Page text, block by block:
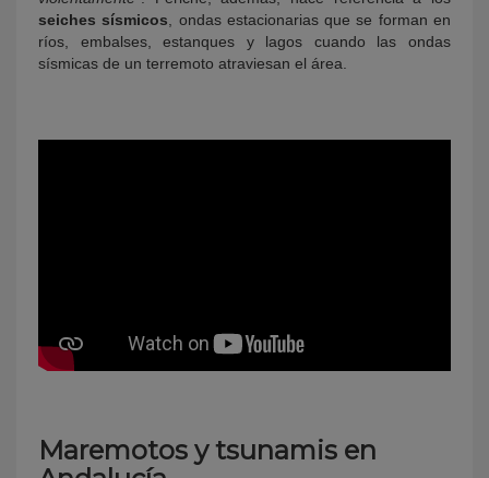
seiches sísmicos , ondas estacionarias que se forman en
ríos, embalses, estanques y lagos cuando las ondas
sísmicas de un terremoto atraviesan el área.
Maremotos y tsunamis en